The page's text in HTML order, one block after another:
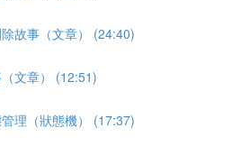
故事（文章） (24:40)
文章） (12:51)
理（狀態機） (17:37)